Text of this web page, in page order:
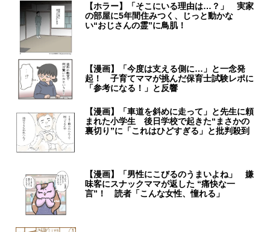
【ホラー】「そこにいる理由は…？」 実家
の部屋に5年間住みつく、じっと動かな
い“おじさんの霊”に鳥肌！
【漫画】「今度は支える側に…」と一念発
起！ 子育てママが挑んだ保育士試験レポに
「参考になる！」と反響
【漫画】「車道を斜めに走って」と先生に頼
まれた小学生 後日学校で起きた“まさかの
裏切り”に「これはひどすぎる」と批判殺到
【漫画】「男性にこびるのうまいよね」 嫌
味客にスナックママが返した “痛快な一
言”！ 読者「こんな女性、憧れる」